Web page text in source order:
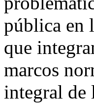
pública en
que
marcos
integral de